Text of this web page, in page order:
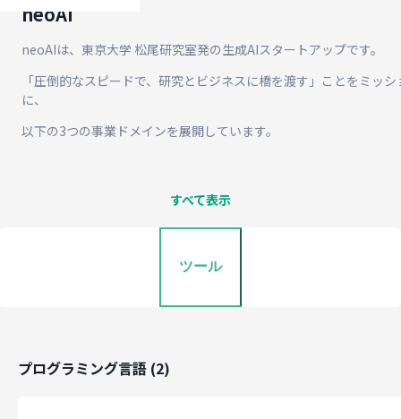
neoAI
neoAIは、東京大学 松尾研究室発の生成AIスタートアップです。
「圧倒的なスピードで、研究とビジネスに橋を渡す」ことをミッシ
に、
以下の3つの事業ドメインを展開しています。
1. neoAI Chat（SaaS事業）
自社開発の生成AIプラットフォーム。
企業が自社データとLLMをつなぎ、業務特化AIエージェントを作れ
大手金融・不動産・エネルギー企業など、数多くの導入実績があり
すべて表示
ツール
プログラミング言語 (2)